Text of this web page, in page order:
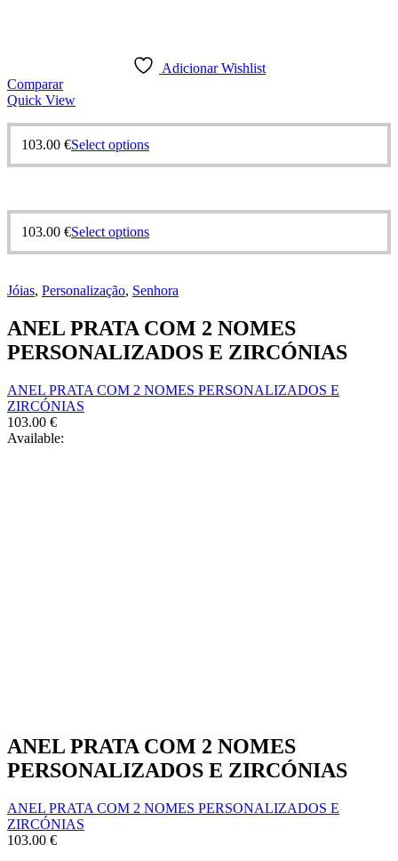
Adicionar Wishlist
Comparar
Quick View
103.00 €Select optionsThis
variants.
options
may
chosen
the
product
page
103.00 €Select optionsThis
variants.
options
may
be
on
Jóias, Personalização, Senhora
ANEL PRATA COM 2 NOMES
PERSONALIZADOS E ZIRCÓNIAS
ANEL PRATA COM 2 NOMES PERSONALIZADOS E
ZIRCÓNIAS
103.00 €
Available:
ANEL PRATA COM 2 NOMES
PERSONALIZADOS E ZIRCÓNIAS
ANEL PRATA COM 2 NOMES PERSONALIZADOS E
ZIRCÓNIAS
103.00 €